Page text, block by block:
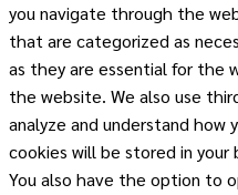
you navigate through the
that are categorized as
as they are essential for the
the website. We also use
analyze and understand how
cookies will be stored in your
You also have the option to